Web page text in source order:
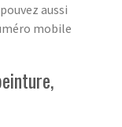
aussi
mobile